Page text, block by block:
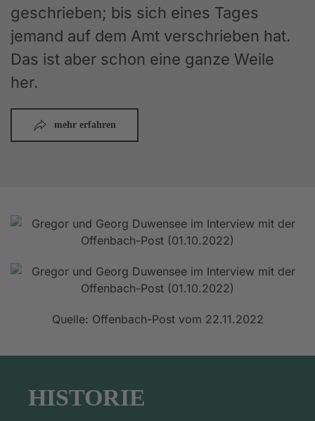
geschrieben; bis sich eines Tages
jemand auf dem Amt verschrieben hat.
Das ist aber schon eine ganze Weile
her.
mehr erfahren
Quelle: Offenbach-Post vom 22.11.2022
HISTORIE